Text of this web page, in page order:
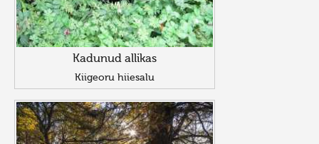
Kadunud allikas
Kiigeoru hiiesalu